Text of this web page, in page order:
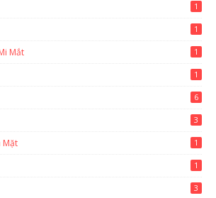
1
1
Mắt 1
1
6
3
Mặt 1
1
3